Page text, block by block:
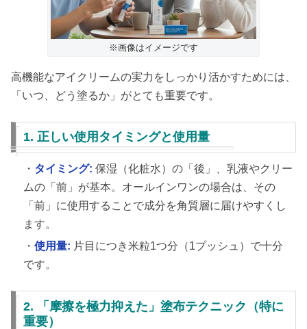
※画像はイメージです
高機能なアイクリームの実力をしっかり活かすためには、
「いつ、どう塗るか」がとても重要です。
1. 正しい使用タイミングと使用量
・ タイミング: 保湿（化粧水）の「後」、乳液やクリー
ムの「前」が基本。オールインワンの場合は、その
「前」に使用することで成分を角質層に届けやすくし
ます。
・使用量: 片目につき米粒1つ分（1プッシュ）で十分
です。
2. 「摩擦を極力抑えた」塗布テクニック（特に
重要）